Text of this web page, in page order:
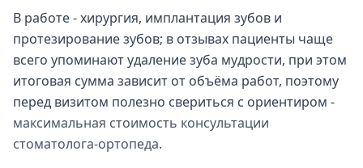
В работе - хирургия, имплантация зубов и
протезирование зубов; в отзывах пациенты чаще
всего упоминают удаление зуба мудрости, при этом
итоговая сумма зависит от объёма работ, поэтому
перед визитом полезно свериться с ориентиром -
максимальная стоимость консультации
стоматолога-ортопеда.